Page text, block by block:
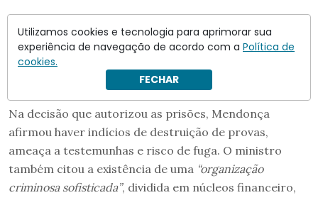
Na decisão que autorizou as prisões, Mendonça
afirmou haver indícios de destruição de provas,
ameaça a testemunhas e risco de fuga. O ministro
também citou a existência de uma “organização
criminosa sofisticada”, dividida em núcleos financeiro,
Utilizamos cookies e tecnologia para aprimorar sua
experiência de navegação de acordo com a Política de
cookies.
FECHAR